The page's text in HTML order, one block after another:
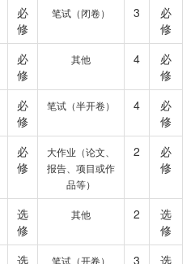
必
修
笔试（闭卷） 3
必
修
必
修
其他 4
必
修
必
修
笔试（半开卷） 4
必
修
必
修
大作业（论文、
报告、项目或作
品等）
2
必
修
选
修
其他 2
选
修
选
笔试（开卷） 3
选